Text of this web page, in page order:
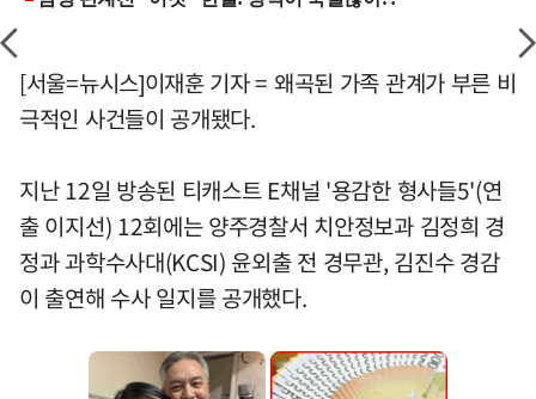
[서울=뉴시스]이재훈 기자 = 왜곡된 가족 관계가 부른 비
극적인 사건들이 공개됐다.
지난 12일 방송된 티캐스트 E채널 '용감한 형사들5'(연
출 이지선) 12회에는 양주경찰서 치안정보과 김정희 경
정과 과학수사대(KCSI) 윤외출 전 경무관, 김진수 경감
이 출연해 수사 일지를 공개했다.